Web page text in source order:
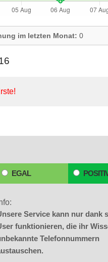
im letzten Monat: 0
EGAL
Service kann nur dank
funktionieren, die ihr
Telefonnummern